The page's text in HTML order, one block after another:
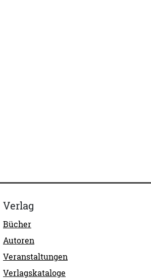
Verlag
Bücher
Autoren
Veranstaltungen
Verlagskataloge